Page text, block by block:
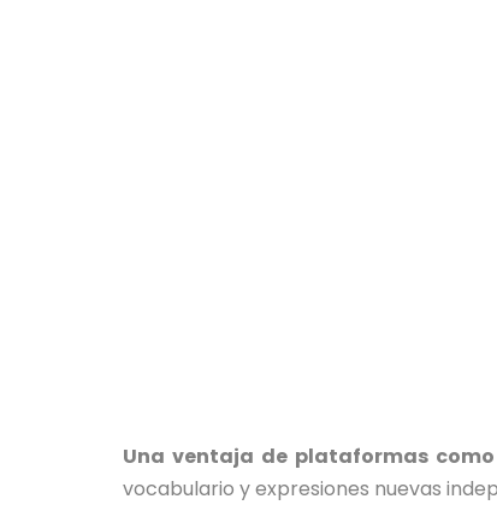
Una ventaja de plataformas como
vocabulario y expresiones nuevas